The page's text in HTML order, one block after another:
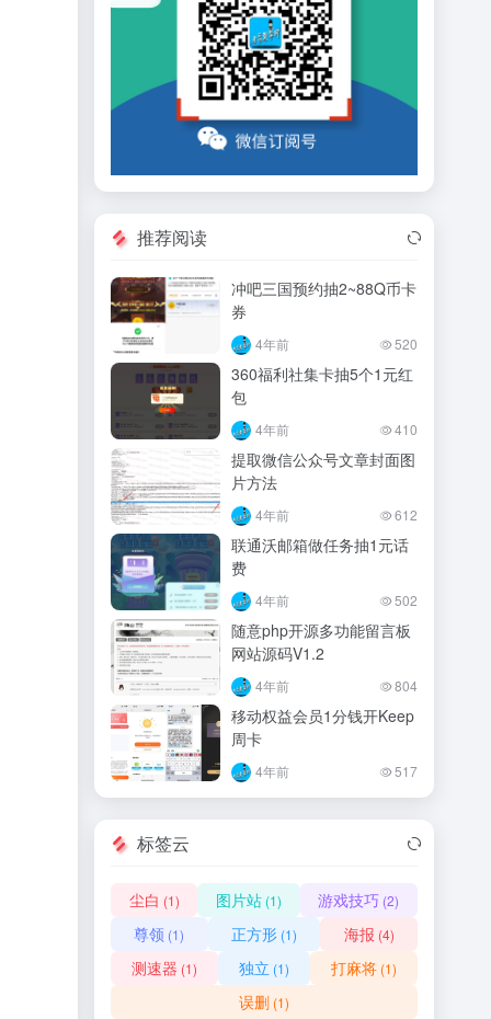
推荐阅读
冲吧三国预约抽2~88Q币卡
券
4年前 520
360福利社集卡抽5个1元红
包
4年前 410
提取微信公众号文章封面图
片方法
4年前 612
联通沃邮箱做任务抽1元话
费
4年前 502
随意php开源多功能留言板
网站源码V1.2
4年前 804
移动权益会员1分钱开Keep
周卡
4年前 517
标签云
尘白 (1) 图片站(1) 游戏技巧 (2)
尊领 (1) 正方形 (1) 海报 (4)
测速器 (1) 独立 (1) 打麻将 (1)
误删 (1)